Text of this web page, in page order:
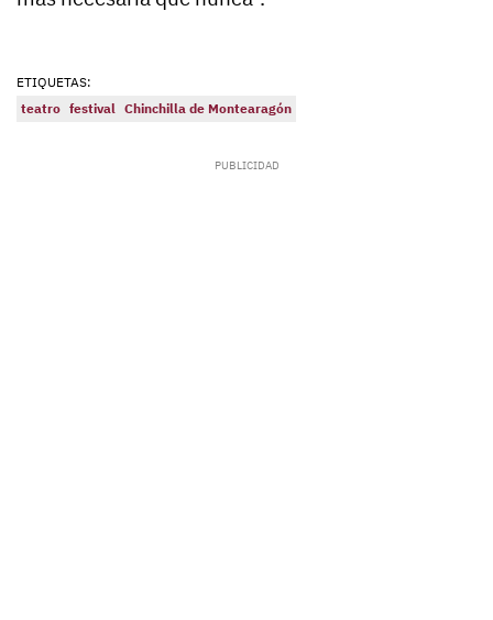
ETIQUETAS:
teatro festival Chinchilla de Montearagón